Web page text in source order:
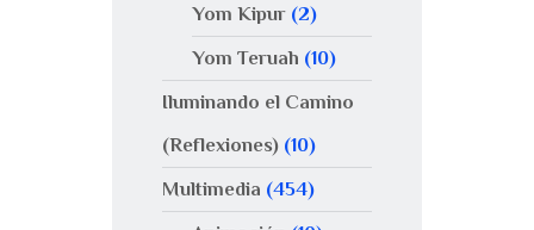
Yom Kipur(2)
Yom Teruah (10)
Iluminando el Camino
(Reflexiones) (10)
Multimedia (454)